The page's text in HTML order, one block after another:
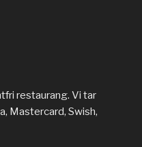
restaurang. Vi tar
Mastercard, Swish,